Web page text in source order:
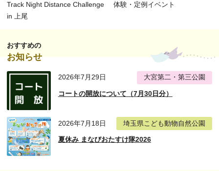
Track Night Distance Challenge
in 上尾
体験・定例イベント
おすすめの
お知らせ
2026年7月29日 大宮第二・第三公園
コートの開放について（7月30日分）
2026年7月18日 埼玉県こども動物自然公園
夏休み まなびおたすけ隊2026